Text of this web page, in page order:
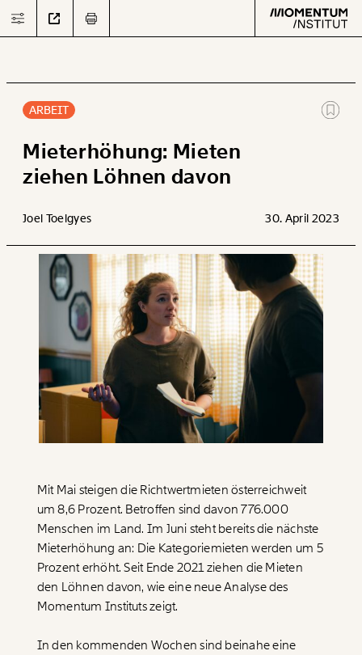
Arbeit
Verteilung
Klima
Datensätze
Paper der Woche
Projekte
Kürzungslandkarte
Erbschaftssteuer-Rechner
Koalitions-Kompass
Care-Rechner
Befristungs-Monitor
Pflegerechner
Parlagram
Über uns
Team
Jahresberichte
Pressebereich
Text second
ARBEIT
Mieterhöhung: Mieten
ziehen Löhnen davon
Joel Toelgyes 30. April 2023
Mit Mai steigen die Richtwertmieten österreichweit
um 8,6 Prozent. Betroffen sind davon 776.000
Menschen im Land. Im Juni steht bereits die nächste
Mieterhöhung an: Die Kategoriemieten werden um 5
Prozent erhöht. Seit Ende 2021 ziehen die Mieten
den Löhnen davon, wie eine neue Analyse des
Momentum Instituts zeigt.
In den kommenden Wochen sind beinahe eine